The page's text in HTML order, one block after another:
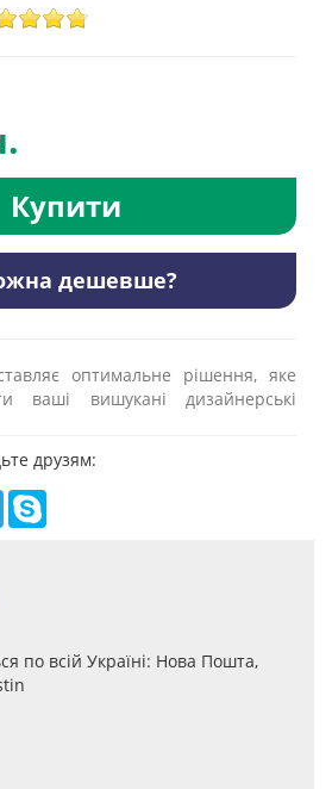
Купити
дешевше?
оптимальне рішення, яке
ваші вишукані дизайнерські
друзям:
Telegram
по всій Україні: Нова Пошта,